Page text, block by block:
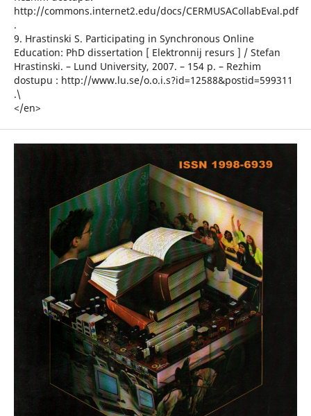
http://commons.internet2.edu/docs/CERMUSACollabEval.pdf
.
9. Hrastinski S. Participating in Synchronous Online
Education: PhD dissertation [ Elektronnij resurs ] / Stefan
Hrastinski. – Lund University, 2007. – 154 p. – Rezhim
dostupu : http://www.lu.se/o.o.i.s?id=12588&postid=599311
.\
</en>